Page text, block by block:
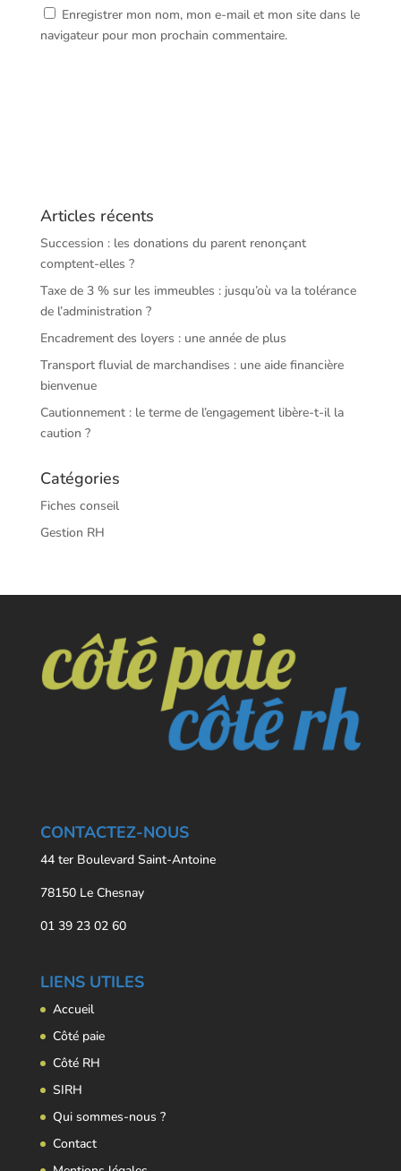
Enregistrer mon nom, mon e-mail et mon site dans le
navigateur pour mon prochain commentaire.
Articles récents
Succession : les donations du parent renonçant
comptent-elles ?
Taxe de 3 % sur les immeubles : jusqu’où va la tolérance
de l’administration ?
Encadrement des loyers : une année de plus
Transport fluvial de marchandises : une aide financière
bienvenue
Cautionnement : le terme de l’engagement libère-t-il la
caution ?
Catégories
Fiches conseil
Gestion RH
CONTACTEZ-NOUS
44 ter Boulevard Saint-Antoine
78150 Le Chesnay
01 39 23 02 60
LIENS UTILES
Accueil
Côté paie
Côté RH
SIRH
Qui sommes-nous ?
Contact